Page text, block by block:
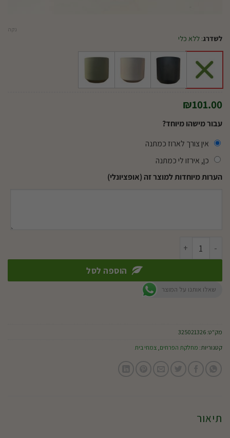
לשדרג: ללא כלי
נקה
₪101.00
עבור מישהו מיוחד?
אין צורך לארוז כמתנה
כן, אירזו לי כמתנה
הערות מיוחדות למוצר זה (אופציונלי)
כמות של אלוקסיה רד סיקרט ע.12
הוספה לסל
שאלו אותנו על המוצר
מק"ט:325021326
קטגוריות: מחלקת הפרחים,צמחי בית
תיאור